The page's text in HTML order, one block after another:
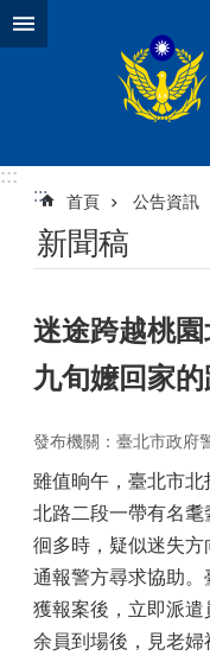
跳到主要內容區塊
:::
::: 首頁 公告資訊
新聞稿
迷途跨越桃
九旬嬤回家
發布機關：臺北市政府
雖值晌午，臺北市
北路二段一帶有名
徊多時，疑似迷失
通報警方尋求協助
獲報案後，立即派遣
余員到場後，見老